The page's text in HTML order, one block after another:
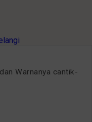
Warnanya cantik-